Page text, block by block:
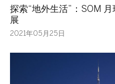
探索“地外生活”：SOM
展
2021年05月25日